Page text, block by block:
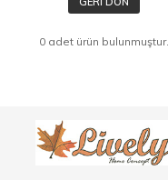
0 adet ürün bulunmuştur.